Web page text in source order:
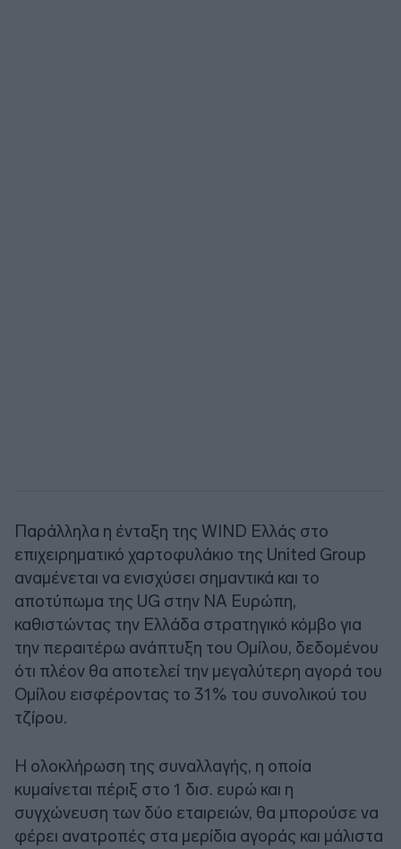
Παράλληλα η ένταξη της WIND Ελλάς στο
επιχειρηματικό χαρτοφυλάκιο της United Group
αναμένεται να ενισχύσει σημαντικά και το
αποτύπωμα της UG στην ΝΑ Ευρώπη,
καθιστώντας την Ελλάδα στρατηγικό κόμβο για
την περαιτέρω ανάπτυξη του Ομίλου, δεδομένου
ότι πλέον θα αποτελεί την μεγαλύτερη αγορά του
Ομίλου εισφέροντας το 31% του συνολικού του
τζίρου.
Η ολοκλήρωση της συναλλαγής, η οποία
κυμαίνεται πέριξ στο 1 δισ. ευρώ και η
συγχώνευση των δύο εταιρειών, θα μπορούσε να
φέρει ανατροπές στα μερίδια αγοράς και μάλιστα